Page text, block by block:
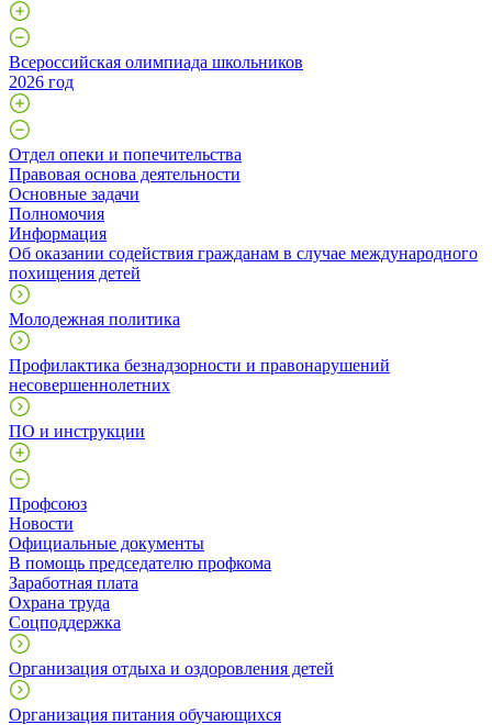
Всероссийская олимпиада школьников
2026 год
Отдел опеки и попечительства
Правовая основа деятельности
Основные задачи
Полномочия
Информация
Об оказании содействия гражданам в случае международного
похищения детей
Молодежная политика
Профилактика безнадзорности и правонарушений
несовершеннолетних
ПО и инструкции
Профcоюз
Новости
Официальные документы
В помощь председателю профкома
Заработная плата
Охрана труда
Соцподдержка
Организация отдыха и оздоровления детей
Организация питания обучающихся